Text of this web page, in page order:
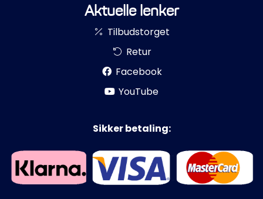
Aktuelle lenker
Tilbudstorget
Retur
Facebook
YouTube
Sikker betaling: